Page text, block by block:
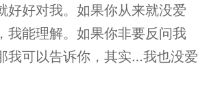
好好对我。如果你从来就没爱
我能理解。如果你非要反问我
我可以告诉你，其实…我也没爱